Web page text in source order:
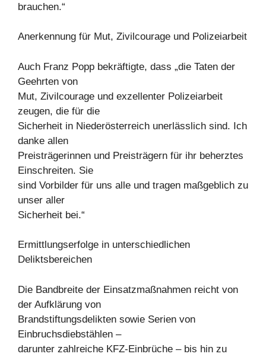
brauchen.“
Anerkennung für Mut, Zivilcourage und Polizeiarbeit
Auch Franz Popp bekräftigte, dass „die Taten der
Geehrten von
Mut, Zivilcourage und exzellenter Polizeiarbeit
zeugen, die für die
Sicherheit in Niederösterreich unerlässlich sind. Ich
danke allen
Preisträgerinnen und Preisträgern für ihr beherztes
Einschreiten. Sie
sind Vorbilder für uns alle und tragen maßgeblich zu
unser aller
Sicherheit bei.“
Ermittlungserfolge in unterschiedlichen
Deliktsbereichen
Die Bandbreite der Einsatzmaßnahmen reicht von
der Aufklärung von
Brandstiftungsdelikten sowie Serien von
Einbruchsdiebstählen –
darunter zahlreiche KFZ-Einbrüche – bis hin zu